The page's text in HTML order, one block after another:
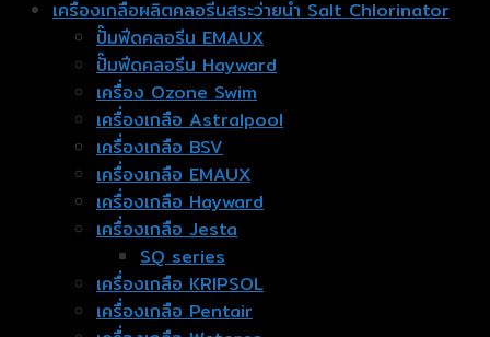
เครื่องเกลือผลิตคลอรีนสระว่ายน้ำ Salt Chlorinator
ปั๊มฟีดคลอรีน EMAUX
ปั๊มฟีดคลอรีน Hayward
เครื่อง Ozone Swim
เครื่องเกลือ Astralpool
เครื่องเกลือ BSV
เครื่องเกลือ EMAUX
เครื่องเกลือ Hayward
เครื่องเกลือ Jesta
SQ series
เครื่องเกลือ KRIPSOL
เครื่องเกลือ Pentair